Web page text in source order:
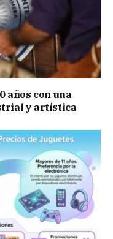
años con una
y artística